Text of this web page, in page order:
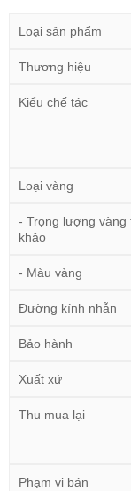
Loại sản phẩm
Thương hiệu
Kiểu chế tác
Loại vàng
- Trọng lượng vàng
khảo
- Màu vàng
Đường kính nhẫn
Bảo hành
Xuất xứ
Thu mua lại
Phạm vi bán